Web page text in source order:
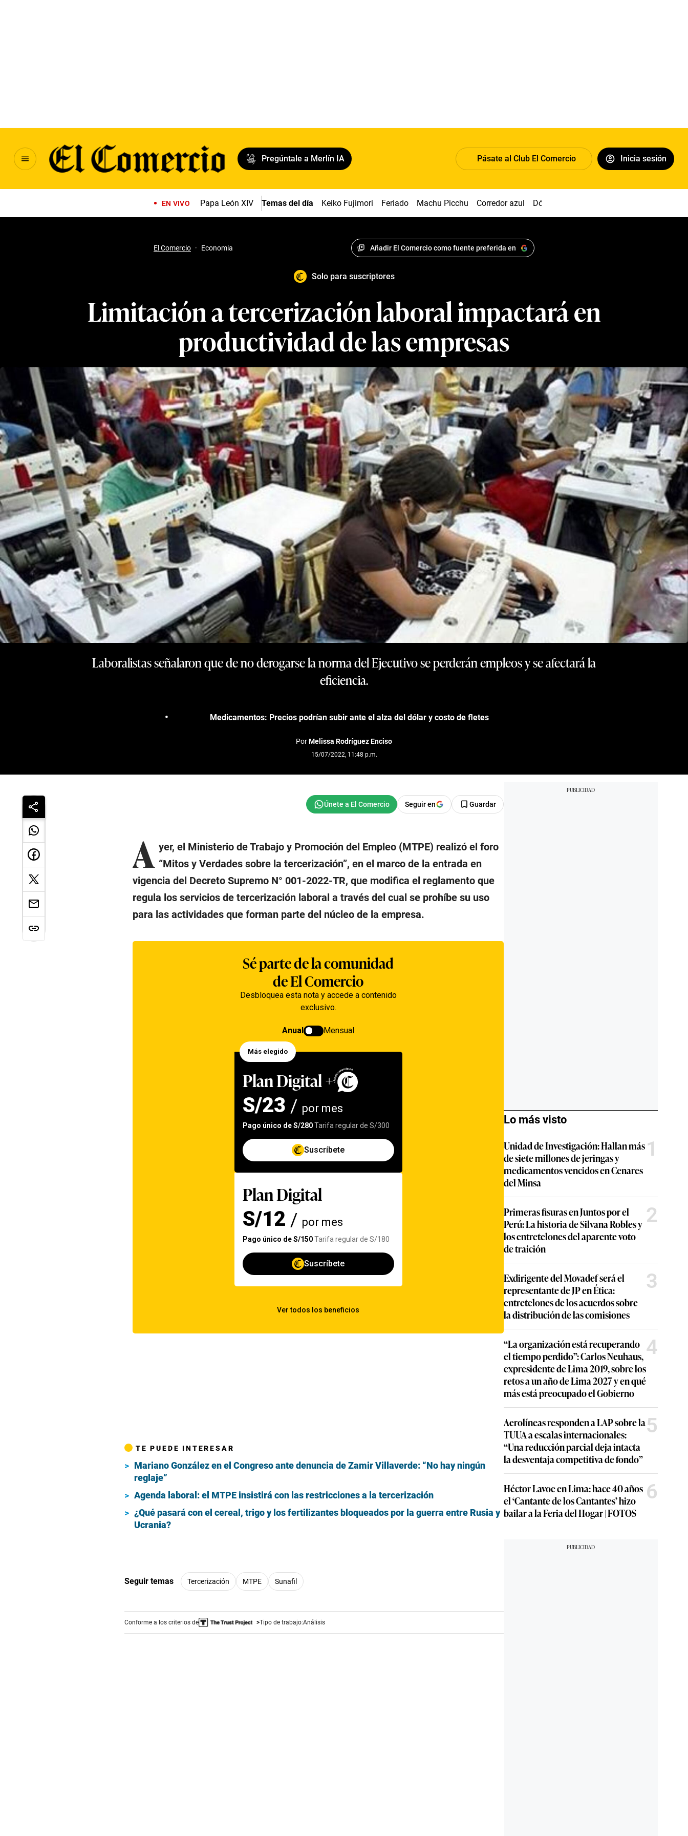
Pregúntale a Merlín IA Pásate al Club El Comercio Inicia sesión
EN VIVO Papa León XIV Temas del día Keiko Fujimori Feriado Machu Picchu Corredor azul Dólar
El Comercio · Economia Añadir El Comercio como fuente preferida en
Solo para suscriptores
Limitación a tercerización laboral impactará en
productividad de las empresas
Laboralistas señalaron que de no derogarse la norma del Ejecutivo se perderán empleos y se afectará la
eficiencia.
Medicamentos: Precios podrían subir ante el alza del dólar y costo de fletes
PorMelissa Rodríguez Enciso
15/07/2022, 11:48 p.m.
Seguir en Guardar
A yer, el Ministerio de Trabajo y Promoción del Empleo (MTPE) realizó el foro
“Mitos y Verdades sobre la tercerización”, en el marco de la entrada en
vigencia del Decreto Supremo N° 001-2022-TR, que modifica el reglamento que
regula los servicios de tercerización laboral a través del cual se prohíbe su uso
para las actividades que forman parte del núcleo de la empresa.
TE PUEDE INTERESAR
Mariano González en el Congreso ante denuncia de Zamir Villaverde: “No hay ningún
reglaje”
Agenda laboral: el MTPE insistirá con las restricciones a la tercerización
¿Qué pasará con el cereal, trigo y los fertilizantes bloqueados por la guerra entre Rusia y
Ucrania?
Seguir temas Tercerización MTPE Sunafil
Conforme a los criterios de Tipo de trabajo:Análisis
Lo más visto
Unidad de Investigación: Hallan más
de siete millones de jeringas y
medicamentos vencidos en Cenares
del Minsa
1
Primeras fisuras en Juntos por el
Perú: La historia de Silvana Robles y
los entretelones del aparente voto
de traición
2
Exdirigente del Movadef será el
representante de JP en Ética:
entretelones de los acuerdos sobre
la distribución de las comisiones
3
“La organización está recuperando
el tiempo perdido”: Carlos Neuhaus,
expresidente de Lima 2019, sobre los
retos a un año de Lima 2027 y en qué
más está preocupado el Gobierno
4
Aerolíneas responden a LAP sobre la
TUUA a escalas internacionales:
“Una reducción parcial deja intacta
la desventaja competitiva de fondo”
5
Héctor Lavoe en Lima: hace 40 años
el ‘Cantante de los Cantantes’ hizo
bailar a la Feria del Hogar | FOTOS
6